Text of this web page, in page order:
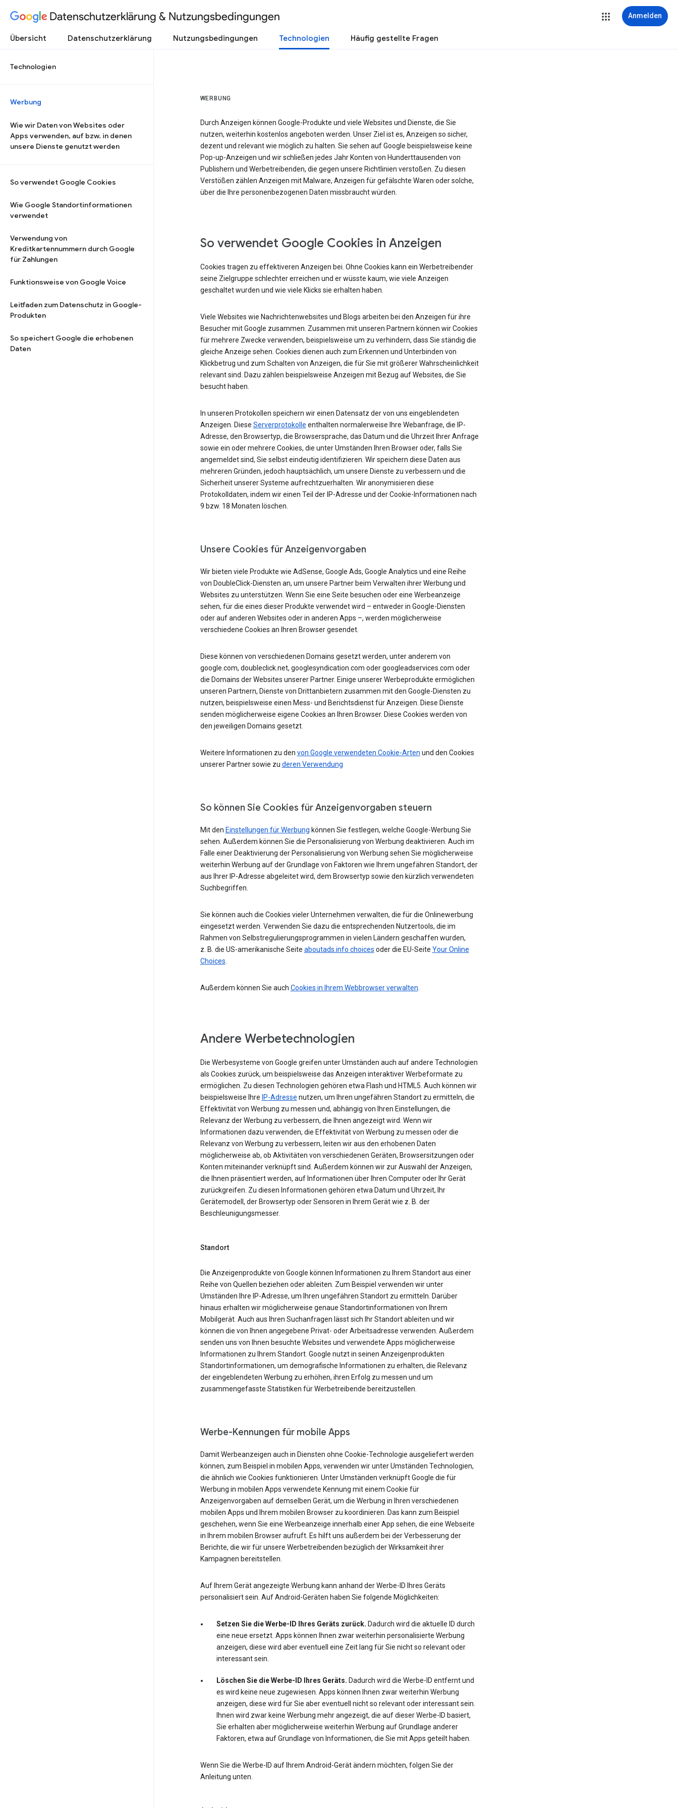
Datenschutzerklärung & Nutzungsbedingungen Anmelden
Übersicht Datenschutzerklärung Nutzungsbedingungen Technologien Häufig gestellte Fragen
Technologien
Werbung
Wie wir Daten von Websites oder
Apps verwenden, auf bzw. in denen
unsere Dienste genutzt werden
So verwendet Google Cookies
Wie Google Standortinformationen
verwendet
Verwendung von
Kreditkartennummern durch Google
für Zahlungen
Funktionsweise von Google Voice
Leitfaden zum Datenschutz in Google-
Produkten
So speichert Google die erhobenen
Daten
WERBUNG
Durch Anzeigen können Google-Produkte und viele Websites und Dienste, die Sie
nutzen, weiterhin kostenlos angeboten werden. Unser Ziel ist es, Anzeigen so sicher,
dezent und relevant wie möglich zu halten. Sie sehen auf Google beispielsweise keine
Pop-up-Anzeigen und wir schließen jedes Jahr Konten von Hunderttausenden von
Publishern und Werbetreibenden, die gegen unsere Richtlinien verstoßen. Zu diesen
Verstößen zählen Anzeigen mit Malware, Anzeigen für gefälschte Waren oder solche,
über die Ihre personenbezogenen Daten missbraucht würden.
So verwendet Google Cookies in Anzeigen
Cookies tragen zu effektiveren Anzeigen bei. Ohne Cookies kann ein Werbetreibender
seine Zielgruppe schlechter erreichen und er wüsste kaum, wie viele Anzeigen
geschaltet wurden und wie viele Klicks sie erhalten haben.
Viele Websites wie Nachrichtenwebsites und Blogs arbeiten bei den Anzeigen für ihre
Besucher mit Google zusammen. Zusammen mit unseren Partnern können wir Cookies
für mehrere Zwecke verwenden, beispielsweise um zu verhindern, dass Sie ständig die
gleiche Anzeige sehen. Cookies dienen auch zum Erkennen und Unterbinden von
Klickbetrug und zum Schalten von Anzeigen, die für Sie mit größerer Wahrscheinlichkeit
relevant sind. Dazu zählen beispielsweise Anzeigen mit Bezug auf Websites, die Sie
besucht haben.
In unseren Protokollen speichern wir einen Datensatz der von uns eingeblendeten
Anzeigen. Diese Serverprotokolle enthalten normalerweise Ihre Webanfrage, die IP-
Adresse, den Browsertyp, die Browsersprache, das Datum und die Uhrzeit Ihrer Anfrage
sowie ein oder mehrere Cookies, die unter Umständen Ihren Browser oder, falls Sie
angemeldet sind, Sie selbst eindeutig identifizieren. Wir speichern diese Daten aus
mehreren Gründen, jedoch hauptsächlich, um unsere Dienste zu verbessern und die
Sicherheit unserer Systeme aufrechtzuerhalten. Wir anonymisieren diese
Protokolldaten, indem wir einen Teil der IP-Adresse und der Cookie-Informationen nach
9 bzw. 18 Monaten löschen.
Unsere Cookies für Anzeigenvorgaben
Wir bieten viele Produkte wie AdSense, Google Ads, Google Analytics und eine Reihe
von DoubleClick-Diensten an, um unsere Partner beim Verwalten ihrer Werbung und
Websites zu unterstützen. Wenn Sie eine Seite besuchen oder eine Werbeanzeige
sehen, für die eines dieser Produkte verwendet wird – entweder in Google-Diensten
oder auf anderen Websites oder in anderen Apps –, werden möglicherweise
verschiedene Cookies an Ihren Browser gesendet.
Diese können von verschiedenen Domains gesetzt werden, unter anderem von
google.com, doubleclick.net, googlesyndication.com oder googleadservices.com oder
die Domains der Websites unserer Partner. Einige unserer Werbeprodukte ermöglichen
unseren Partnern, Dienste von Drittanbietern zusammen mit den Google-Diensten zu
nutzen, beispielsweise einen Mess- und Berichtsdienst für Anzeigen. Diese Dienste
senden möglicherweise eigene Cookies an Ihren Browser. Diese Cookies werden von
den jeweiligen Domains gesetzt.
Weitere Informationen zu den von Google verwendeten Cookie-Arten und den Cookies
unserer Partner sowie zu deren Verwendung
So können Sie Cookies für Anzeigenvorgaben steuern
Mit den Einstellungen für Werbung können Sie festlegen, welche Google-Werbung Sie
sehen. Außerdem können Sie die Personalisierung von Werbung deaktivieren. Auch im
Falle einer Deaktivierung der Personalisierung von Werbung sehen Sie möglicherweise
weiterhin Werbung auf der Grundlage von Faktoren wie Ihrem ungefähren Standort, der
aus Ihrer IP-Adresse abgeleitet wird, dem Browsertyp sowie den kürzlich verwendeten
Suchbegriffen.
Sie können auch die Cookies vieler Unternehmen verwalten, die für die Onlinewerbung
eingesetzt werden. Verwenden Sie dazu die entsprechenden Nutzertools, die im
Rahmen von Selbstregulierungsprogrammen in vielen Ländern geschaffen wurden,
z. B. die US-amerikanische Seite aboutads.info choices oder die EU-Seite Your Online
Choices.
Außerdem können Sie auch Cookies in Ihrem Webbrowser verwalten.
Andere Werbetechnologien
Die Werbesysteme von Google greifen unter Umständen auch auf andere Technologien
als Cookies zurück, um beispielsweise das Anzeigen interaktiver Werbeformate zu
ermöglichen. Zu diesen Technologien gehören etwa Flash und HTML5. Auch können wir
beispielsweise Ihre IP-Adresse nutzen, um Ihren ungefähren Standort zu ermitteln, die
Effektivität von Werbung zu messen und, abhängig von Ihren Einstellungen, die
Relevanz der Werbung zu verbessern, die Ihnen angezeigt wird. Wenn wir
Informationen dazu verwenden, die Effektivität von Werbung zu messen oder die
Relevanz von Werbung zu verbessern, leiten wir aus den erhobenen Daten
möglicherweise ab, ob Aktivitäten von verschiedenen Geräten, Browsersitzungen oder
Konten miteinander verknüpft sind. Außerdem können wir zur Auswahl der Anzeigen,
die Ihnen präsentiert werden, auf Informationen über Ihren Computer oder Ihr Gerät
zurückgreifen. Zu diesen Informationen gehören etwa Datum und Uhrzeit, Ihr
Gerätemodell, der Browsertyp oder Sensoren in Ihrem Gerät wie z. B. der
Beschleunigungsmesser.
Standort
Die Anzeigenprodukte von Google können Informationen zu Ihrem Standort aus einer
Reihe von Quellen beziehen oder ableiten. Zum Beispiel verwenden wir unter
Umständen Ihre IP-Adresse, um Ihren ungefähren Standort zu ermitteln. Darüber
hinaus erhalten wir möglicherweise genaue Standortinformationen von Ihrem
Mobilgerät. Auch aus Ihren Suchanfragen lässt sich Ihr Standort ableiten und wir
können die von Ihnen angegebene Privat- oder Arbeitsadresse verwenden. Außerdem
senden uns von Ihnen besuchte Websites und verwendete Apps möglicherweise
Informationen zu Ihrem Standort. Google nutzt in seinen Anzeigenprodukten
Standortinformationen, um demografische Informationen zu erhalten, die Relevanz
der eingeblendeten Werbung zu erhöhen, ihren Erfolg zu messen und um
zusammengefasste Statistiken für Werbetreibende bereitzustellen.
Werbe-Kennungen für mobile Apps
Damit Werbeanzeigen auch in Diensten ohne Cookie-Technologie ausgeliefert werden
können, zum Beispiel in mobilen Apps, verwenden wir unter Umständen Technologien,
die ähnlich wie Cookies funktionieren. Unter Umständen verknüpft Google die für
Werbung in mobilen Apps verwendete Kennung mit einem Cookie für
Anzeigenvorgaben auf demselben Gerät, um die Werbung in Ihren verschiedenen
mobilen Apps und Ihrem mobilen Browser zu koordinieren. Das kann zum Beispiel
geschehen, wenn Sie eine Werbeanzeige innerhalb einer App sehen, die eine Webseite
in Ihrem mobilen Browser aufruft. Es hilft uns außerdem bei der Verbesserung der
Berichte, die wir für unsere Werbetreibenden bezüglich der Wirksamkeit ihrer
Kampagnen bereitstellen.
Auf Ihrem Gerät angezeigte Werbung kann anhand der Werbe-ID Ihres Geräts
personalisiert sein. Auf Android-Geräten haben Sie folgende Möglichkeiten:
Setzen Sie die Werbe-ID Ihres Geräts zurück. Dadurch wird die aktuelle ID durch
eine neue ersetzt. Apps können Ihnen zwar weiterhin personalisierte Werbung
anzeigen, diese wird aber eventuell eine Zeit lang für Sie nicht so relevant oder
interessant sein.
Löschen Sie die Werbe-ID Ihres Geräts. Dadurch wird die Werbe-ID entfernt und
es wird keine neue zugewiesen. Apps können Ihnen zwar weiterhin Werbung
anzeigen, diese wird für Sie aber eventuell nicht so relevant oder interessant sein.
Ihnen wird zwar keine Werbung mehr angezeigt, die auf dieser Werbe-ID basiert,
Sie erhalten aber möglicherweise weiterhin Werbung auf Grundlage anderer
Faktoren, etwa auf Grundlage von Informationen, die Sie mit Apps geteilt haben.
Wenn Sie die Werbe-ID auf Ihrem Android-Gerät ändern möchten, folgen Sie der
Anleitung unten.